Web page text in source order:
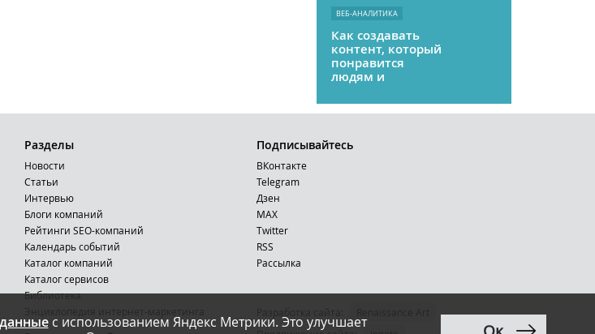
ВЕБ-АНАЛИТИКА
Как создавать
контент, который
понравится
людям и
с использованием Яндекс Метрики. Это улучшает
Разделы
Новости
Статьи
Интервью
Блоги компаний
Рейтинги SEO-компаний
Календарь событий
Каталог компаний
Каталог сервисов
Библиотека
Подписывайтесь
ВКонтакте
Telegram
Дзен
MAX
Тwitter
RSS
Рассылка